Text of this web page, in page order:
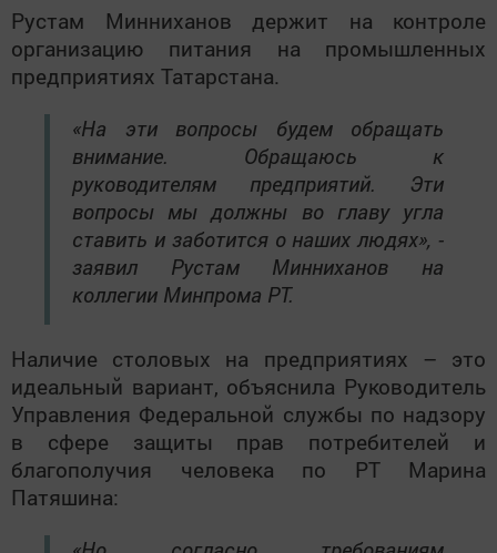
Рустам Минниханов держит на контроле
организацию питания на промышленных
предприятиях Татарстана.
«На эти вопросы будем обращать
внимание. Обращаюсь к
руководителям предприятий. Эти
вопросы мы должны во главу угла
ставить и заботится о наших людях», -
заявил Рустам Минниханов на
коллегии Минпрома РТ.
Наличие столовых на предприятиях – это
идеальный вариант, объяснила Руководитель
Управления Федеральной службы по надзору
в сфере защиты прав потребителей и
благополучия человека по РТ Марина
Патяшина: